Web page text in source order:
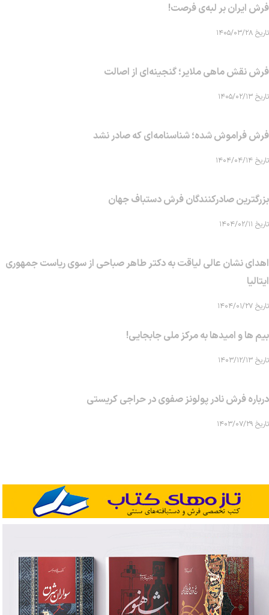
فرش ایران بر لبه‌ی فرصت!
تاریخ ۱۴۰۵/۰۳/۲۸
فرش نقش ماهی‌ ملایر؛ گنجینه‌ای از اصالت
تاریخ ۱۴۰۵/۰۲/۱۳
فرش فراموش شده؛ شناسنامه‌ای که صادر نشد
تاریخ ۱۴۰۴/۰۴/۱۴
بزرگترین صادرکنندگان فرش دستباف جهان
تاریخ ۱۴۰۴/۰۲/۱۱
اهدای نشان عالی لیاقت به دکتر طاهر صباحی از سوی ریاست جمهوری
ایتالیا
تاریخ ۱۴۰۴/۰۱/۲۷
بیم ها و امیدها به مرکز ملی جابجایی!
تاریخ ۱۴۰۳/۱۲/۱۳
درباره فرش نادر پولونز صفوی در حراجی کریستی
تاریخ ۱۴۰۳/۰۷/۲۹